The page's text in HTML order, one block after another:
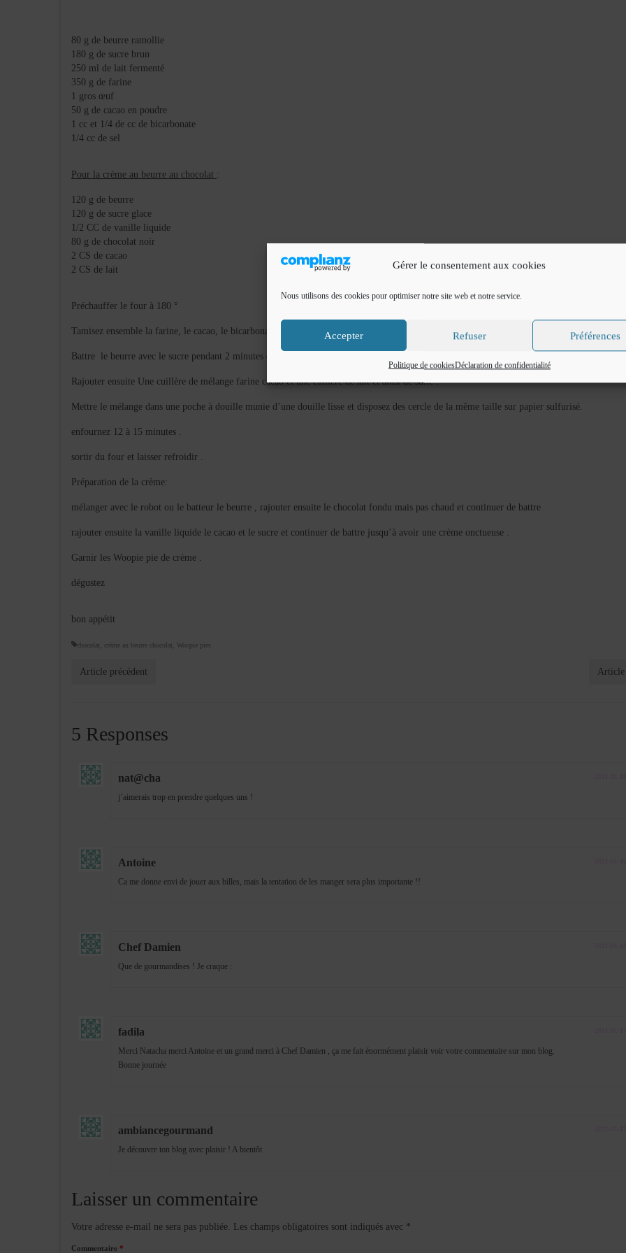
Gérer le consentement aux cookies
Nous utilisons des cookies pour optimiser notre site web et notre service.
Accepter Refuser Préférences
Politique de cookiesDéclaration de confidentialité
80 g de beurre ramollie
180 g de sucre brun
250 ml de lait fermenté
350 g de farine
1 gros œuf
50 g de cacao en poudre
1 cc et 1/4 de cc de bicarbonate
1/4 cc de sel
Pour la crème au beurre au chocolat :
120 g de beurre
120 g de sucre glace
1/2 CC de vanille liquide
80 g de chocolat noir
2 CS de cacao
2 CS de lait
Préchauffer le four à 180 °
Tamisez ensemble la farine, le cacao, le bicarbonate et le sel
Battre le beurre avec le sucre pendant 2 minutes et rajouter l’œuf en continuant de battre .
Rajouter ensuite Une cuillère de mélange farine cacao et une cuillère de lait et ainsi de suite .
Mettre le mélange dans une poche à douille munie d’une douille lisse et disposez des cercle de la même taille sur papier sulfurisé.
enfournez 12 à 15 minutes .
sortir du four et laisser refroidir .
Préparation de la crème:
mélanger avec le robot ou le batteur le beurre , rajouter ensuite le chocolat fondu mais pas chaud et continuer de battre
rajouter ensuite la vanille liquide le cacao et le sucre et continuer de battre jusqu’à avoir une crème onctueuse .
Garnir les Woopie pie de crème .
dégustez
bon appétit
chocolat, crème au beurre chocolat, Woopie pies
Article précédent Article
5 Responses
nat@cha
j’aimerais trop en prendre quelques uns !
Antoine
Ca me donne envi de jouer aux billes, mais la tentation de les manger sera plus importante !!
Chef Damien
Que de gourmandises ! Je craque :
fadila
Merci Natacha merci Antoine et un grand merci à Chef Damien , ça me fait énormément plaisir voir votre commentaire sur mon blog.
Bonne journée
ambiancegourmand
Je découvre ton blog avec plaisir ! A bientôt
Laisser un commentaire
Votre adresse e-mail ne sera pas publiée. Les champs obligatoires sont indiqués avec *
Commentaire *